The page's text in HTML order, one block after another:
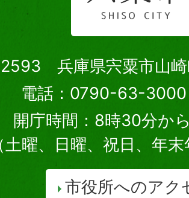
兵庫県宍粟市山崎
電話：0790-63-3000
開庁時間：8時30分か
土曜、日曜、祝日、年
市役所へのアク